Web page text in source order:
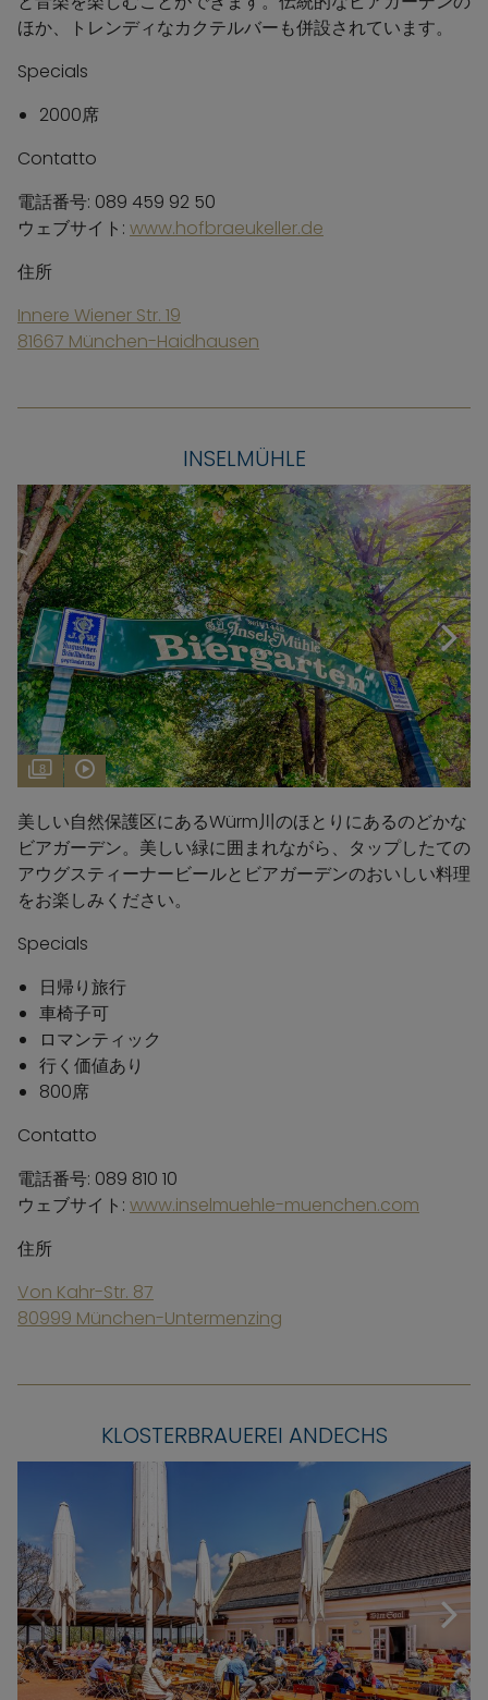
ほか、トレンディなカクテルバーも併設されています。
Specials
2000席
Contatto
電話番号: 089 459 92 50
ウェブサイト: www.hofbraeukeller.de
住所
Innere Wiener Str. 19
81667 München-Haidhausen
INSELMÜHLE
8
美しい自然保護区にあるWürm川のほとりにあるのどかな
ビアガーデン。美しい緑に囲まれながら、タップしたての
アウグスティーナービールとビアガーデンのおいしい料理
をお楽しみください。
Specials
日帰り旅行
車椅子可
ロマンティック
行く価値あり
800席
Contatto
電話番号: 089 810 10
ウェブサイト: www.inselmuehle-muenchen.com
住所
Von Kahr-Str. 87
80999 München-Untermenzing
KLOSTERBRAUEREI ANDECHS